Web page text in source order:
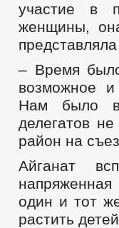
участие в
женщины,
– Время
возможное
Нам было
делегатов
район на
Айганат
один и тот
растить